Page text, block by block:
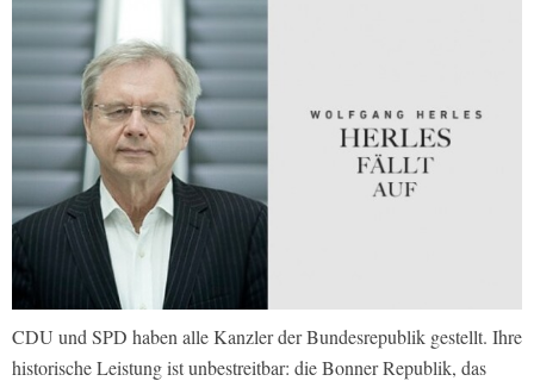
CDU und SPD haben alle Kanzler der Bundesrepublik gestellt. Ihre
historische Leistung ist unbestreitbar: die Bonner Republik, das